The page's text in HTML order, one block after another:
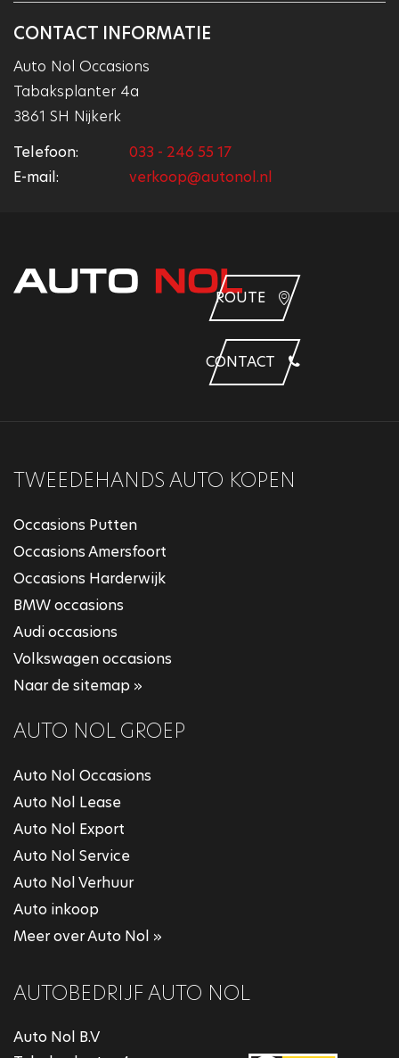
CONTACT INFORMATIE
Auto Nol Occasions
Tabaksplanter 4a
3861 SH Nijkerk
Telefoon:
033 - 246 55 17
E-mail:
verkoop@autonol.nl
ROUTE
CONTACT
TWEEDEHANDS AUTO KOPEN
Occasions Putten
Occasions Amersfoort
Occasions Harderwijk
BMW occasions
Audi occasions
Volkswagen occasions
Naar de sitemap »
AUTO NOL GROEP
Auto Nol Occasions
Auto Nol Lease
Auto Nol Export
Auto Nol Service
Auto Nol Verhuur
Auto inkoop
Meer over Auto Nol »
AUTOBEDRIJF AUTO NOL
Auto Nol B.V